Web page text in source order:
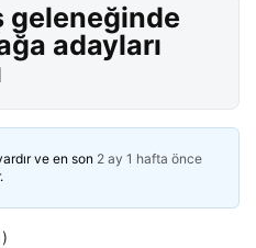
geleneğinde
adayları
ve en son 2 ay 1 hafta önce